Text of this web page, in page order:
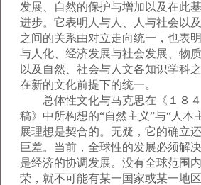
发展、自然的保护与增加以及在此
进步。它表明人与人、人与社会以
之间的关系由对立走向统一，也表
与人化、经济发展与社会发展、物
以及自然、社会与人文各知识学科
在新的文化前提下的统一。
总体性文化与马克思在《１８４
稿》中所构想的“自然主义”与“人本
展理想是契合的。无疑，它的确立
巨差。当前，全球性的发展必须解
是经济的协调发展。没有全球范围
荣，就不可能有某一国家或某一地